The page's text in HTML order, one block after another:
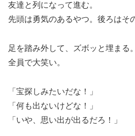
友達と列になって進む。
先頭は勇気のあるやつ。後ろはそ
足を踏み外して、ズボッと埋まる。
全員で大笑い。
「宝探しみたいだな！」
「何も出ないけどな！」
「いや、思い出が出るだろ！」